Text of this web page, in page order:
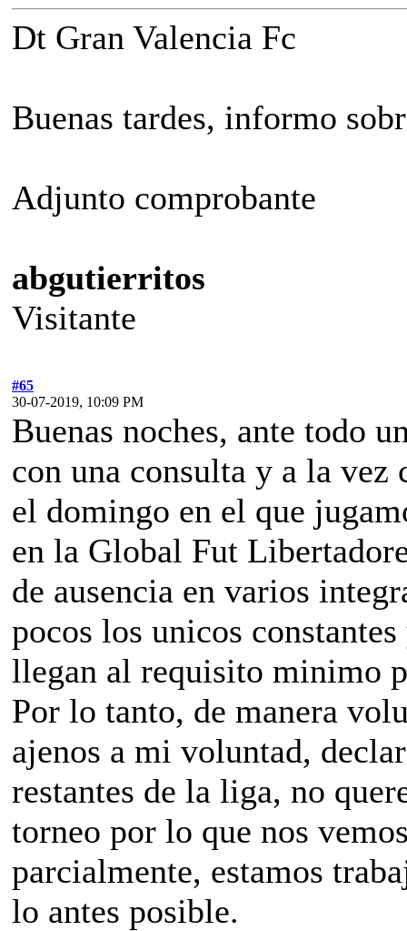
Dt Gran Valencia Fc
Buenas tardes, informo
Adjunto comprobante
abgutierritos
Visitante
#65
30-07-2019, 10:09 PM
Buenas noches, ante todo
con una consulta y a la vez
el domingo en el que
en la Global Fut
de ausencia en varios
pocos los unicos
llegan al requisito minimo
Por lo tanto, de manera
ajenos a mi voluntad,
restantes de la liga, no
torneo por lo que nos
parcialmente, estamos
lo antes posible.